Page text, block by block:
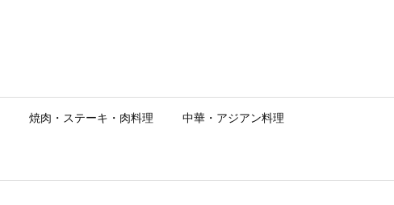
焼肉・ステーキ・肉料理 中華・アジアン料理